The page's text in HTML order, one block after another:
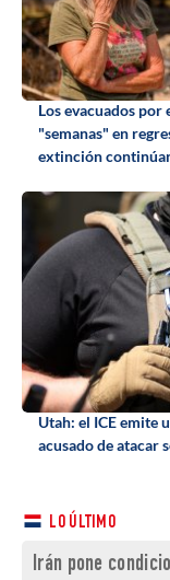
Los evacuados
"semanas" en
extinción
Utah: el ICE emite
acusado de atacar
LO ÚLTIMO
Irán pone